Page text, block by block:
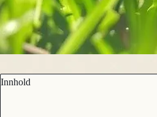
Innhold